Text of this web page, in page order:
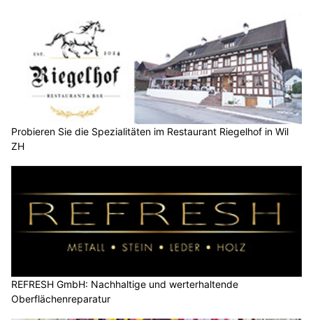
Probieren Sie die Spezialitäten im Restaurant Riegelhof in Wil
ZH
REFRESH GmbH: Nachhaltige und werterhaltende
Oberflächenreparatur